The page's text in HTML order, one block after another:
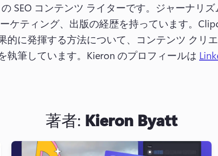
SEO コンテンツ ライターです。ジャーナリ
ケティング、出版の経歴を持っています。
的に発揮する方法について、コンテンツ クリ
筆しています。 Kieron のプロフィールは
著者: Kieron Byatt